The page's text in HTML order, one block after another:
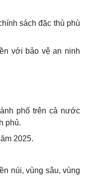
sách đặc thù phù
với bảo vệ an ninh
phố trên cả nước
phủ.
2025.
núi, vùng sâu, vùng